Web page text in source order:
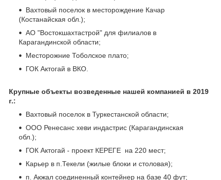
Вахтовый поселок в месторождение Качар
(Костанайская обл.);
АО "Востокшахтастрой" для филиалов в
Карагандинской области;
Месторожние Тоболское плато;
ГОК Актогай в ВКО.
Крупные объекты возведенные нашей компанией в 2019
г.:
Вахтовый поселок в Туркестанской области;
ООО Ренесанс хеви индастрис (Карагандинская
обл.);
ГОК Актогай - проект КЕРЕГЕ на 220 мест;
Карьер в п.Текели (жилые блоки и столовая);
п. Акжал соединенный контейнер на базе 40 фут;